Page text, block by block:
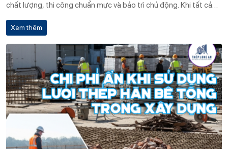
chất lượng, thi công chuẩn mực và bảo trì chủ động. Khi tất cả
mắt xích được đồng bộ, kết cấu bê tông cốt thép sẽ bền vững
qua nhiều thế hệ, tối ưu chi phí dài hạn cho chủ đầu tư.
Xem thêm